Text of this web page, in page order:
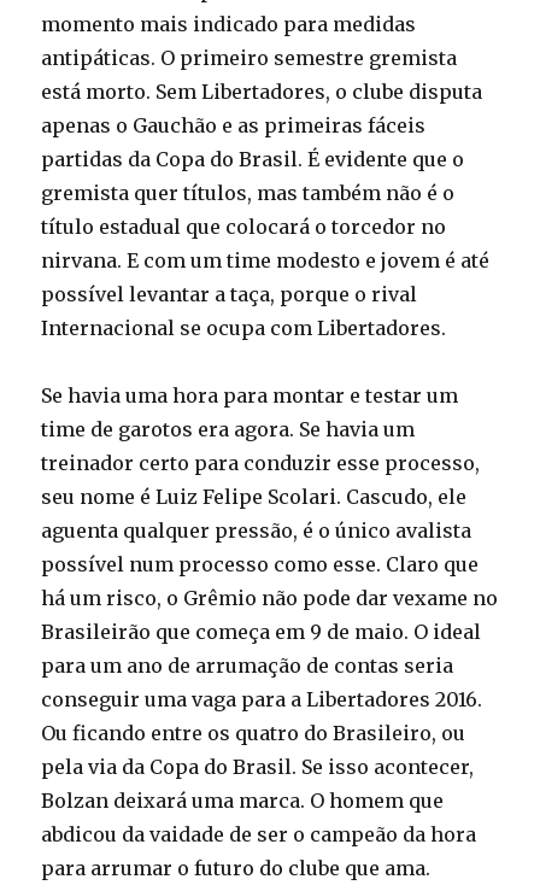
momento mais indicado para medidas
antipáticas. O primeiro semestre gremista
está morto. Sem Libertadores, o clube disputa
apenas o Gauchão e as primeiras fáceis
partidas da Copa do Brasil. É evidente que o
gremista quer títulos, mas também não é o
título estadual que colocará o torcedor no
nirvana. E com um time modesto e jovem é até
possível levantar a taça, porque o rival
Internacional se ocupa com Libertadores.
Se havia uma hora para montar e testar um
time de garotos era agora. Se havia um
treinador certo para conduzir esse processo,
seu nome é Luiz Felipe Scolari. Cascudo, ele
aguenta qualquer pressão, é o único avalista
possível num processo como esse. Claro que
há um risco, o Grêmio não pode dar vexame no
Brasileirão que começa em 9 de maio. O ideal
para um ano de arrumação de contas seria
conseguir uma vaga para a Libertadores 2016.
Ou ficando entre os quatro do Brasileiro, ou
pela via da Copa do Brasil. Se isso acontecer,
Bolzan deixará uma marca. O homem que
abdicou da vaidade de ser o campeão da hora
para arrumar o futuro do clube que ama.